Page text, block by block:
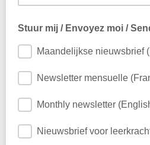
Stuur mij / Envoyez moi /
Maandelijkse nieuwsbrief
Newsletter mensuelle
Monthly newsletter
Nieuwsbrief voor